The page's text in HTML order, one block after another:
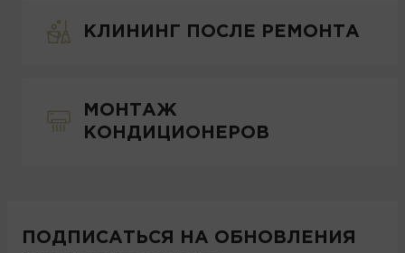
КЛИНИНГ ПОСЛЕ РЕМОНТА
МОНТАЖ
КОНДИЦИОНЕРОВ
ПОДПИСАТЬСЯ НА ОБНОВЛЕНИЯ